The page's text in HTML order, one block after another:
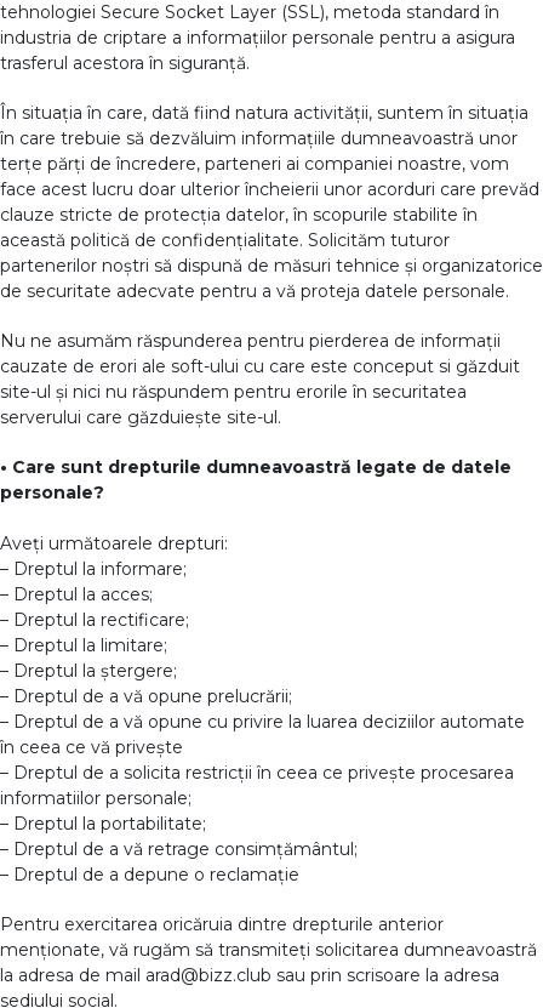
tehnologiei Secure Socket Layer (SSL), metoda standard în
industria de criptare a informațiilor personale pentru a asigura
trasferul acestora în siguranță.
În situația în care, dată fiind natura activității, suntem în situația
în care trebuie să dezvăluim informațiile dumneavoastră unor
terțe părți de încredere, parteneri ai companiei noastre, vom
face acest lucru doar ulterior încheierii unor acorduri care prevăd
clauze stricte de protecția datelor, în scopurile stabilite în
această politică de confidențialitate. Solicităm tuturor
partenerilor noștri să dispună de măsuri tehnice și organizatorice
de securitate adecvate pentru a vă proteja datele personale.
Nu ne asumăm răspunderea pentru pierderea de informații
cauzate de erori ale soft-ului cu care este conceput si găzduit
site-ul și nici nu răspundem pentru erorile în securitatea
serverului care găzduiește site-ul.
• Care sunt drepturile dumneavoastră legate de datele
personale?
Aveți următoarele drepturi:
– Dreptul la informare;
– Dreptul la acces;
– Dreptul la rectificare;
– Dreptul la limitare;
– Dreptul la ștergere;
– Dreptul de a vă opune prelucrării;
– Dreptul de a vă opune cu privire la luarea deciziilor automate
în ceea ce vă privește
– Dreptul de a solicita restricții în ceea ce privește procesarea
informatiilor personale;
– Dreptul la portabilitate;
– Dreptul de a vă retrage consimțământul;
– Dreptul de a depune o reclamație
Pentru exercitarea oricăruia dintre drepturile anterior
menționate, vă rugăm să transmiteți solicitarea dumneavoastră
la adresa de mail arad@bizz.club sau prin scrisoare la adresa
sediului social.